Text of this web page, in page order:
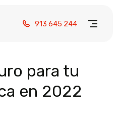
913 645 244
para tu
en 2022